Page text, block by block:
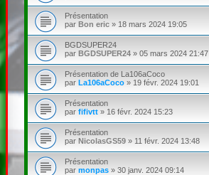
Présentation
par Bon eric» 18 mars 2024 19:05
BGDSUPER24
par BGDSUPER24» 05 mars 2024 21:47
Présentation de La106aCoco
par La106aCoco» 19 févr. 2024 19:01
Présentation
par fifivtt» 16 févr. 2024 15:23
Présentation
par NicolasGS59» 11 févr. 2024 13:48
Présentation
par monpas» 30 janv. 2024 09:14